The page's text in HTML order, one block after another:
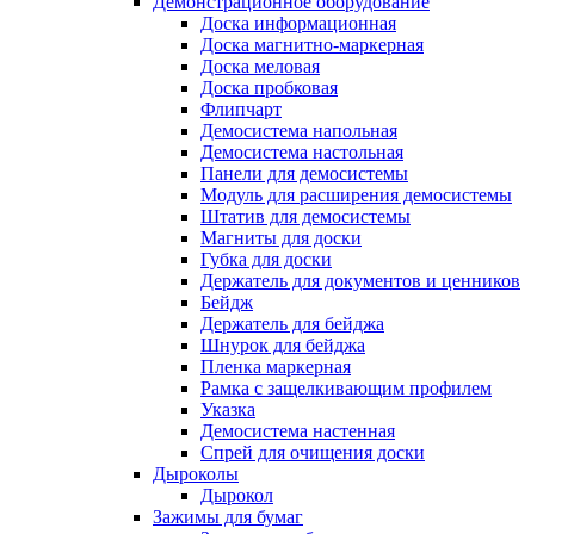
Доска информационная
Доска магнитно-маркерная
Доска меловая
Доска пробковая
Флипчарт
Демосистема напольная
Демосистема настольная
Панели для демосистемы
Модуль для расширения демосистемы
Штатив для демосистемы
Магниты для доски
Губка для доски
Держатель для документов и ценников
Бейдж
Держатель для бейджа
Шнурок для бейджа
Пленка маркерная
Рамка с защелкивающим профилем
Указка
Демосистема настенная
Спрей для очищения доски
Дыроколы
Дырокол
Зажимы для бумаг